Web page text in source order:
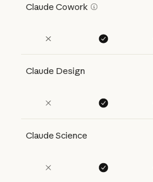
Claude Cowork
Claude Design
Claude Science